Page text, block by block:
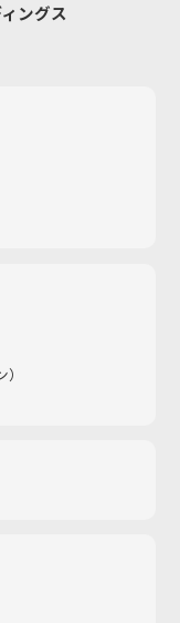
ングス